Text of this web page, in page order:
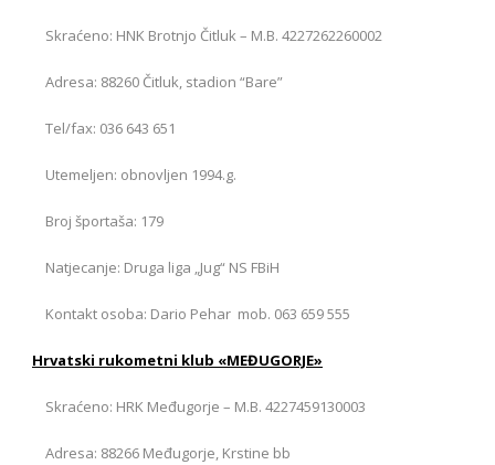
Skraćeno: HNK Brotnjo Čitluk – M.B. 4227262260002
Adresa: 88260 Čitluk, stadion “Bare”
Tel/fax: 036 643 651
Utemeljen: obnovljen 1994.g.
Broj športaša: 179
Natjecanje: Druga liga „Jug“ NS FBiH
Kontakt osoba: Dario Pehar mob. 063 659 555
Hrvatski rukometni klub «MEĐUGORJE»
Skraćeno: HRK Međugorje – M.B. 4227459130003
Adresa: 88266 Međugorje, Krstine bb